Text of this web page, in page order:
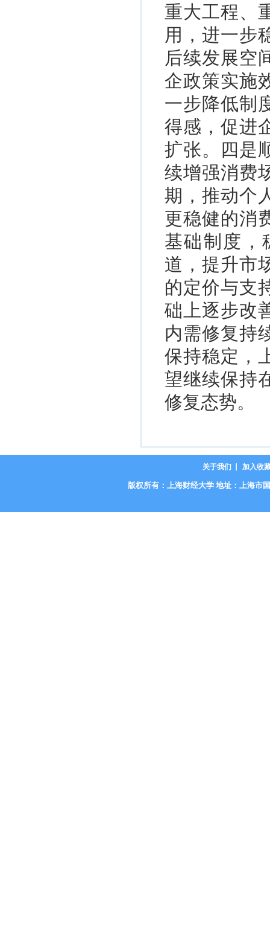
重大工程、
用，进一步
后续发展空
企政策实施
一步降低制
得感，促进
扩张。四是
续增强消费
期，推动个
更稳健的消
基础制度，
道，提升市
的定价与支
础上逐步改
内需修复持
保持稳定，
望继续保持
修复态势。
关于我们 加入收
版权所有：上海财经大学 地址：上海